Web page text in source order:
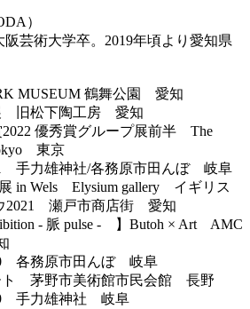
）
阪芸術大学卒。2019年頃より愛知県
MUSEUM 鶴舞公園 愛知
旧松下陶工房 愛知
優秀賞グループ展前半 The
東京
手力雄神社/各務原市田んぼ 岐阜
in Wels Elysium gallery イギリス
2021 瀬戸市商店街 愛知
- 脈 pulse - 】Butoh × Art AMC
各務原市田んぼ 岐阜
ト 茅野市美術館市民会館 長野
手力雄神社 岐阜